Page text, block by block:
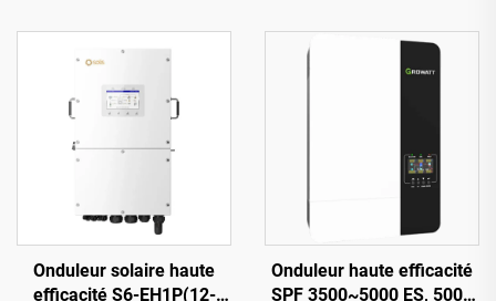
ans, modèle ORY440M-
46S
résistance aux
intempéries, adapté aux
installations
commerciales
Onduleur solaire haute
efficacité S6-EH1P(12-
Onduleur haute efficacité
SPF 3500~5000 ES, 5000